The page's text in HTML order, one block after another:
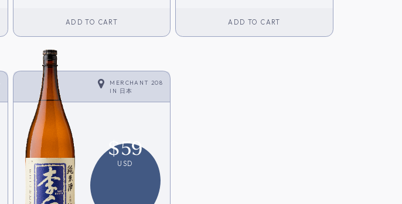
ADD TO CART ADD TO CART
MERCHANT 208
IN 日本
$59
USD